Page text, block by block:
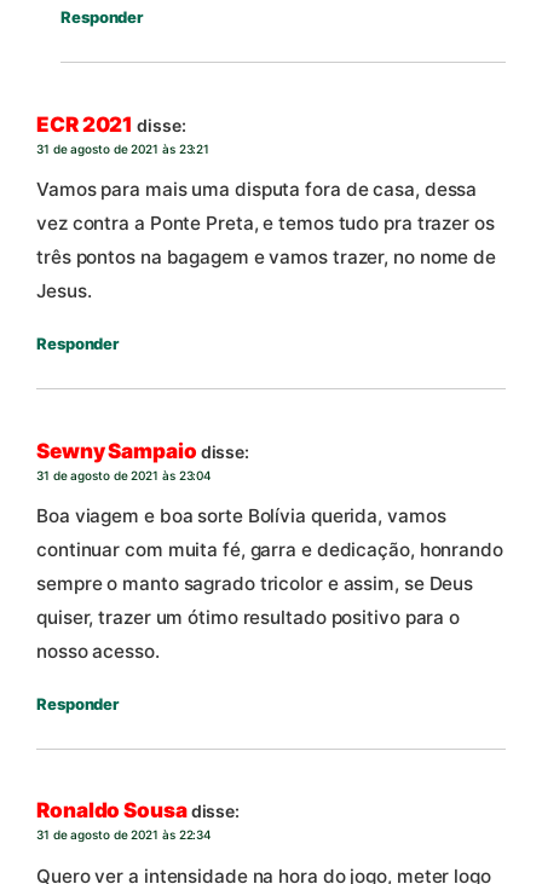
Responder
ECR 2021 disse:
31 de agosto de 2021 às 23:21
Vamos para mais uma disputa fora de casa, dessa
vez contra a Ponte Preta, e temos tudo pra trazer os
três pontos na bagagem e vamos trazer, no nome de
Jesus.
Responder
Sewny Sampaio disse:
31 de agosto de 2021 às 23:04
Boa viagem e boa sorte Bolívia querida, vamos
continuar com muita fé, garra e dedicação, honrando
sempre o manto sagrado tricolor e assim, se Deus
quiser, trazer um ótimo resultado positivo para o
nosso acesso.
Responder
Ronaldo Sousadisse:
31 de agosto de 2021 às 22:34
Quero ver a intensidade na hora do jogo, meter logo